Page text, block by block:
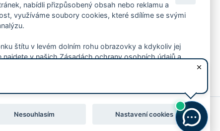
pozvánky na kulturní a sportovní akce?
nabídli přizpůsobený obsah nebo reklamu a
využíváme soubory cookies, které sdílíme se svými
štítu v levém dolním rohu obrazovky a kdykoliv jej
v našich Zásadách ochrany osobních údajů a
Nesouhlasím Nastavení cookies